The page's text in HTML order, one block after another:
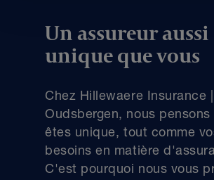
Un assureur aussi
unique que vous
Chez Hillewaere Insurance |
Oudsbergen, nous pensons
êtes unique, tout comme
besoins en matière
C'est pourquoi nous vous